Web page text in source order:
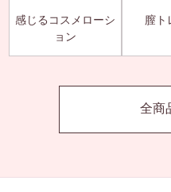
感じるコスメローシ
ョン
膣ト
全商